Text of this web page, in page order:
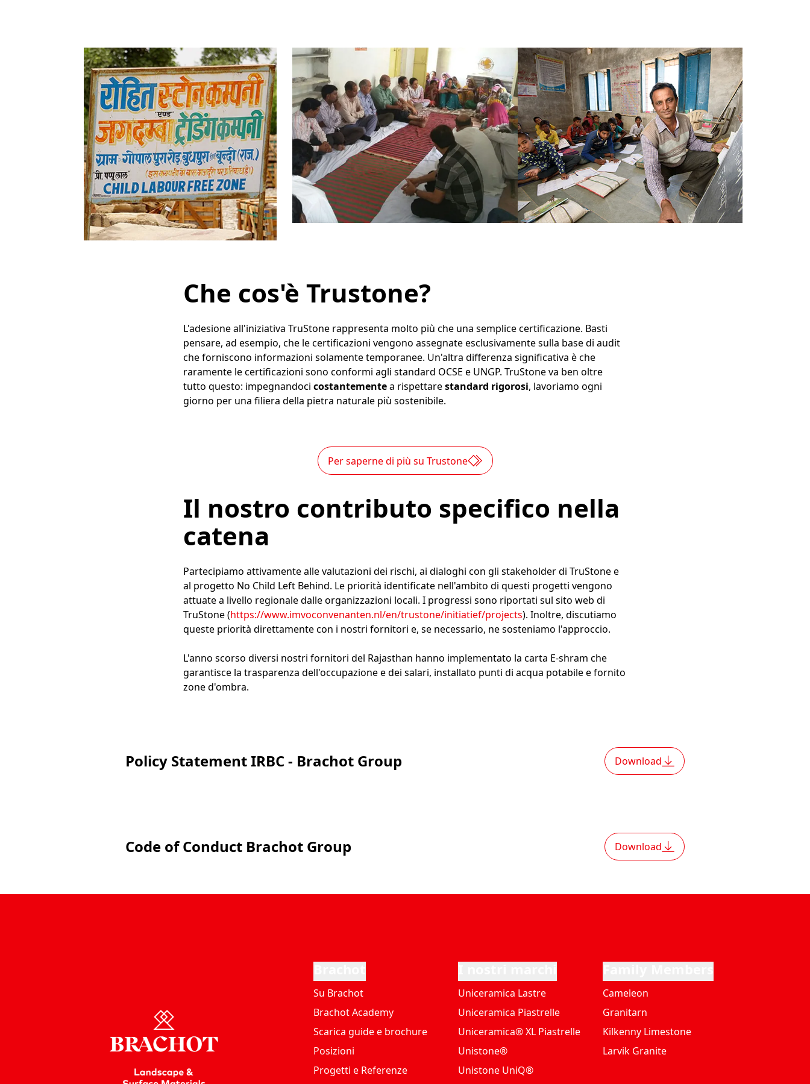
Che cos'è Trustone?
L'adesione all'iniziativa TruStone rappresenta molto più che una semplice certificazione. Basti
pensare, ad esempio, che le certificazioni vengono assegnate esclusivamente sulla base di audit
che forniscono informazioni solamente temporanee. Un'altra differenza significativa è che
raramente le certificazioni sono conformi agli standard OCSE e UNGP. TruStone va ben oltre
tutto questo: impegnandoci costantementea rispettarestandard rigorosi, lavoriamo ogni
giorno per una filiera della pietra naturale più sostenibile.
Per saperne di più su Trustone
Il nostro contributo specifico nella
catena
Partecipiamo attivamente alle valutazioni dei rischi, ai dialoghi con gli stakeholder di TruStone e
al progetto No Child Left Behind. Le priorità identificate nell'ambito di questi progetti vengono
attuate a livello regionale dalle organizzazioni locali. I progressi sono riportati sul sito web di
TruStone (https://www.imvoconvenanten.nl/en/trustone/initiatief/projects). Inoltre, discutiamo
queste priorità direttamente con i nostri fornitori e, se necessario, ne sosteniamo l'approccio.
L'anno scorso diversi nostri fornitori del Rajasthan hanno implementato la carta E-shram che
garantisce la trasparenza dell'occupazione e dei salari, installato punti di acqua potabile e fornito
zone d'ombra.
Policy Statement IRBC - Brachot Group Download
Code of Conduct Brachot Group Download
Su Brachot
Brachot Academy
Scarica guide e brochure
Posizioni
Progetti e Referenze
Uniceramica Lastre
Uniceramica Piastrelle
Uniceramica® XL Piastrelle
Unistone®
Unistone UniQ®
Cameleon
Granitarn
Kilkenny Limestone
Larvik Granite